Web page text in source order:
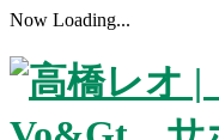
Now Loading...